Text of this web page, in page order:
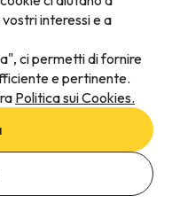
interessi e a
ci permetti di fornire
e pertinente.
Politica sui Cookies.